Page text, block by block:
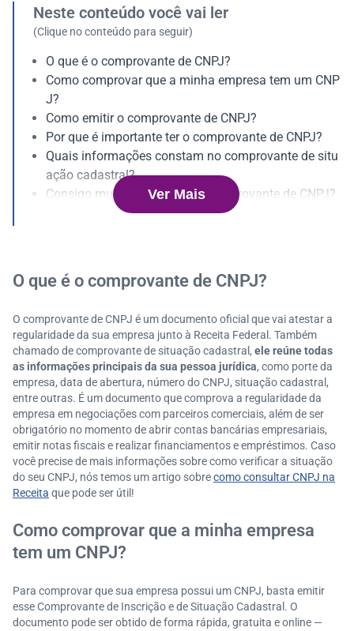
Neste conteúdo você vai ler
(Clique no conteúdo para seguir)
O que é o comprovante de CNPJ?
Como comprovar que a minha empresa tem um CNP
J?
Como emitir o comprovante de CNPJ?
Por que é importante ter o comprovante de CNPJ?
Quais informações constam no comprovante de situ
ação cadastral?
Consigo mudar os dados do comprovante de CNPJ?
Quanto custa a emissão do comprovante de CNPJ?
endividadas na Receita?
Como emitir a 2ª via do CNPJ?
Ver Mais
O que é o comprovante de CNPJ?
O comprovante de CNPJ é um documento oficial que vai atestar a
regularidade da sua empresa junto à Receita Federal. Também
chamado de comprovante de situação cadastral, ele reúne todas
as informações principais da sua pessoa jurídica, como porte da
empresa, data de abertura, número do CNPJ, situação cadastral,
entre outras. É um documento que comprova a regularidade da
empresa em negociações com parceiros comerciais, além de ser
obrigatório no momento de abrir contas bancárias empresariais,
emitir notas fiscais e realizar financiamentos e empréstimos. Caso
você precise de mais informações sobre como verificar a situação
do seu CNPJ, nós temos um artigo sobrecomo consultar CNPJ na
Receita que pode ser útil!
Como comprovar que a minha empresa
tem um CNPJ?
Para comprovar que sua empresa possui um CNPJ, basta emitir
esse Comprovante de Inscrição e de Situação Cadastral. O
documento pode ser obtido de forma rápida, gratuita e online —